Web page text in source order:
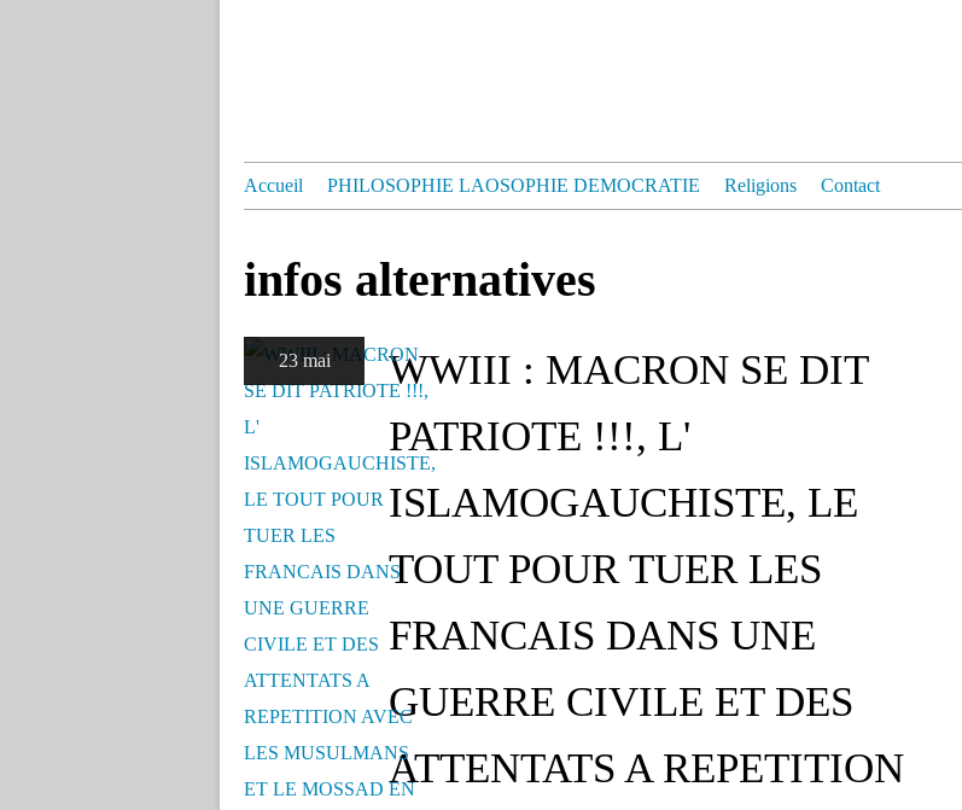
Accueil PHILOSOPHIE LAOSOPHIE DEMOCRATIE Religions Contact
infos alternatives
23 mai
WWIII : MACRON SE DIT
PATRIOTE !!!, L'
ISLAMOGAUCHISTE, LE
TOUT POUR TUER LES
FRANCAIS DANS UNE
GUERRE CIVILE ET DES
ATTENTATS A REPETITION